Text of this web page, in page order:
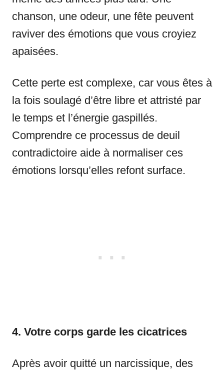
chanson, une odeur, une fête peuvent
raviver des émotions que vous croyiez
apaisées.
Cette perte est complexe, car vous êtes à
la fois soulagé d’être libre et attristé par
le temps et l’énergie gaspillés.
Comprendre ce processus de deuil
contradictoire aide à normaliser ces
émotions lorsqu’elles refont surface.
4. Votre corps garde les cicatrices
Après avoir quitté un narcissique, des